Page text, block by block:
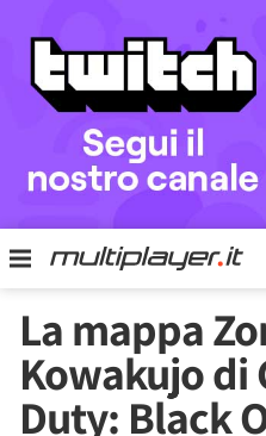
La mappa
Kowakujo di
Duty: Black